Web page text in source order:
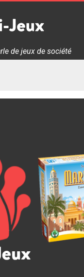
vous parle de jeux
de jeux de société